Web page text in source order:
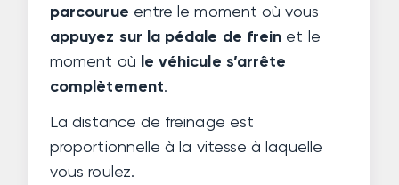
parcourue entre le moment où vous
appuyez sur la pédale de frein et le
moment où
le véhicule s’arrête
complètement.
La distance de freinage est
proportionnelle à la vitesse à laquelle
vous roulez.